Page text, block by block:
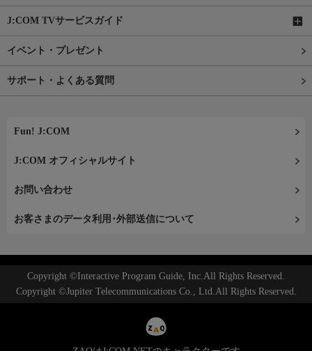
J:COM TVサービスガイド
イベント・プレゼント
サポート・よくある質問
Fun! J:COM
J:COM オフィシャルサイト
お問い合わせ
お客さまのデータ利用･外部送信について
Copyright ©Interactive Program Guide, Inc.All Rights Reserved.
Copyright ©Jupiter Telecommunications Co., Ltd.All Rights Reserved.